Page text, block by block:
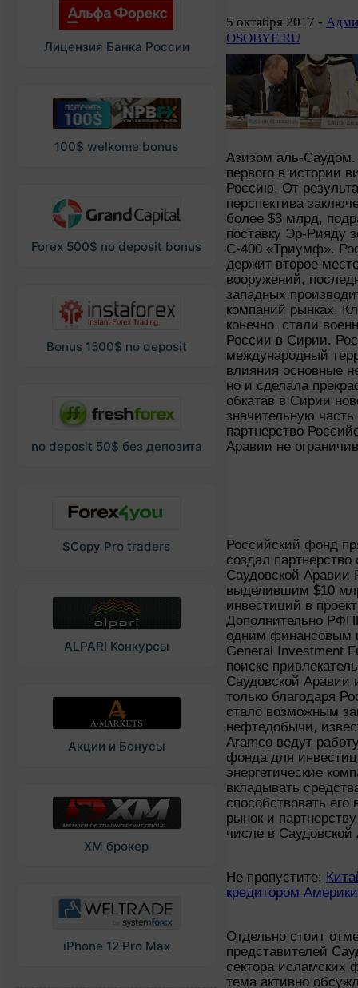
Лицензия Банка России
100$ welkome bonus
Forex 500$ no deposit bonus
Bonus 1500$ no deposit
no deposit 50$ без депозита
$Copy Pro traders
ALPARI Конкурсы
Акции и Бонусы
XM брокер
iPhone 12 Pro Max
5 октября 2017 -
OSOBYE RU
Азизом аль-Саудом.
первого в истории
Россию. От
перспектива
более $3 млрд,
поставку Эр-Рияду
С-400 «Триумф».
держит второе
вооружений,
западных
компаний рынках.
конечно, стали
России в Сирии.
международный
влияния основные
но и сделала
обкатав в Сирии
значительную
партнерство
Аравии не
Российский фонд
создал
Саудовской Аравии
выделившим $10
инвестиций в
Дополнительно
одним финансовым
General Investment
поиске
Саудовской Аравии
только благодаря
стало возможным
нефтедобычи,
Aramco ведут
фонда для
энергетические
вкладывать
способствовать
рынок и
числе в Саудовской
Не пропустите:
кредитором Америки
Отдельно стоит
представителей
сектора исламских
тема активно